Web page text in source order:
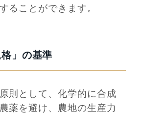
ることができます。
格」の基準
則として、化学的に合成
薬を避け、農地の生産力